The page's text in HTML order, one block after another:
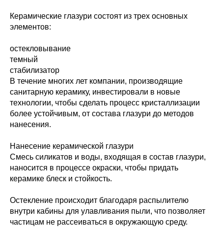
Керамические глазури состоят из трех основных
элементов:
остекловывание
темный
стабилизатор
В течение многих лет компании, производящие
санитарную керамику, инвестировали в новые
технологии, чтобы сделать процесс кристаллизации
более устойчивым, от состава глазури до методов
нанесения.
Нанесение керамической глазури
Смесь силикатов и воды, входящая в состав глазури,
наносится в процессе окраски, чтобы придать
керамике блеск и стойкость.
Остекление происходит благодаря распылителю
внутри кабины для улавливания пыли, что позволяет
частицам не рассеиваться в окружающую среду.